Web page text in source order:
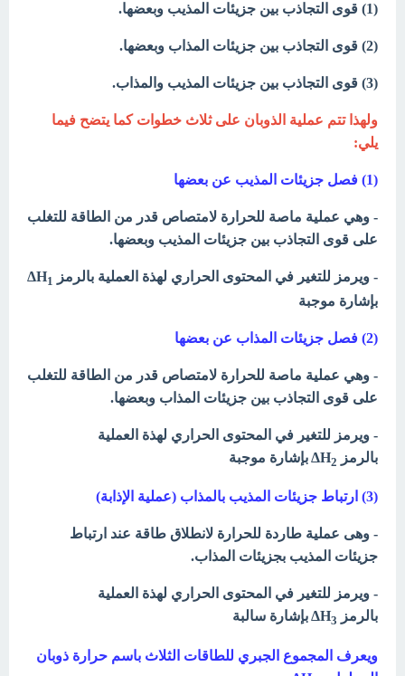
(1) قوى التجاذب بين جزيئات المذيب وبعضها.
(2) قوى التجاذب بين جزيئات المذاب وبعضها.
(3) قوى التجاذب بين جزيئات المذيب والمذاب.
ولهذا تتم عملية الذوبان على ثلاث خطوات كما يتضح فيما
يلي:
(1) فصل جزيئات المذيب عن بعضها
- وهي عملية ماصة للحرارة لامتصاص قدر من الطاقة للتغلب
على قوى التجاذب بين جزيئات المذيب وبعضها.
- ويرمز للتغير في المحتوى الحراري لهذة العملية بالرمز ΔH 1
بإشارة موجبة
(2) فصل جزيئات المذاب عن بعضها
- وهي عملية ماصة للحرارة لامتصاص قدر من الطاقة للتغلب
على قوى التجاذب بين جزيئات المذاب وبعضها.
- ويرمز للتغير في المحتوى الحراري لهذة العملية
بالرمز ΔH
2 بإشارة موجبة
(3) ارتباط جزيئات المذيب بالمذاب (عملية الإذابة)
- وهى عملية طاردة للحرارة لانطلاق طاقة عند ارتباط
جزيئات المذيب بجزيئات المذاب.
- ويرمز للتغير في المحتوى الحراري لهذة العملية
بالرمز ΔH
3 بإشارة سالبة
ويعرف المجموع الجبري للطاقات الثلاث باسم حرارة ذوبان